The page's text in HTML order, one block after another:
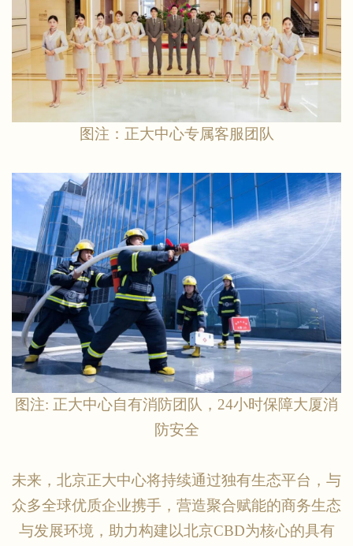
图注：正大中心专属客服团队
图注: 正大中心自有消防团队，24小时保障大厦消
防安全
未来，北京正大中心将持续通过独有生态平台，与
众多全球优质企业携手，营造聚合赋能的商务生态
与发展环境，助力构建以北京CBD为核心的具有